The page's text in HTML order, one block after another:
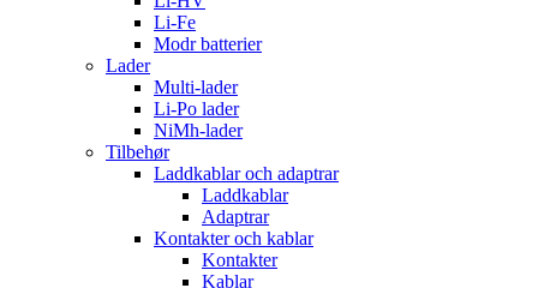
Li-Fe
Modr batterier
Lader
Multi-lader
Li-Po lader
NiMh-lader
Tilbehør
Laddkablar och adaptrar
Laddkablar
Adaptrar
Kontakter och kablar
Kontakter
Kablar